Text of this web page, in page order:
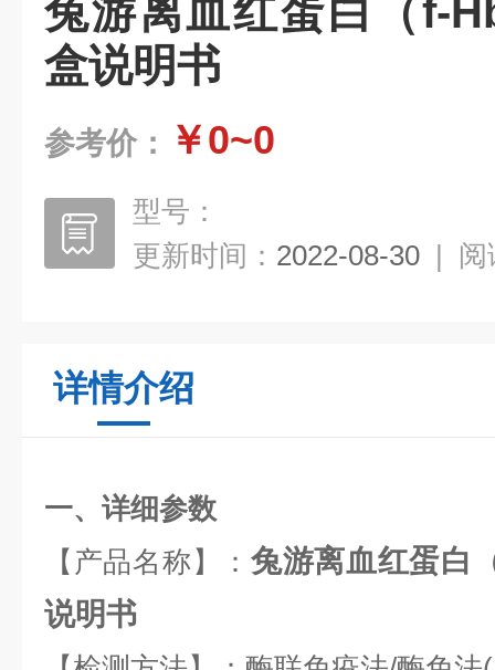
兔游离血红蛋白（f-
盒说明书
参考价： ￥0~0
型号：
更新时间： 2022-08-30 | 阅
详情介绍
一、详细参数
【产品名称】： 兔游离血红蛋白
说明书